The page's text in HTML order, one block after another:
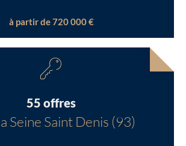
à partir de 720 000 €
55 offres
Seine Saint Denis (93)